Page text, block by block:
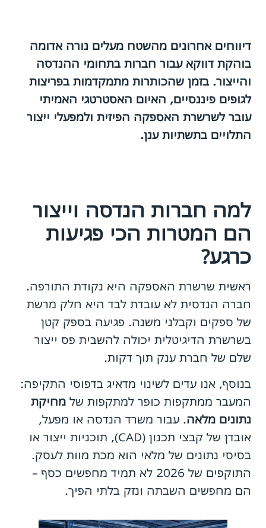
דיווחים אחרונים מהשטח מעלים נורה אדומה
בוהקת דווקא עבור חברות בתחומי ההנדסה
והייצור. בזמן שהכותרות מתמקדמות בפריצות
לגופים פיננסיים, האיום האסטרטגי האמיתי
עובר לשרשרת האספקה הפיזית ולמפעלי ייצור
התלויים בתשתיות ענן.
למה חברות הנדסה וייצור
הם המטרות הכי פגיעות
כרגע?
ראשית שרשרת האספקה היא נקודת התורפה.
חברה הנדסית לא עובדת לבד היא חלק מרשת
של ספקים וקבלני משנה. פגיעה בספק קטן
בשרשרת הדיגיטלית יכולה להשבית פס ייצור
שלם של חברת ענק תוך דקות.
בנוסף, אנו עדים לשינוי מדאיג בדפוסי התקיפה:
המעבר ממתקפות כופר למתקפות של מחיקת
נתונים מלאה. עבור משרד הנדסה או מפעל,
אובדן של קבצי תכנון (CAD), תוכניות ייצור או
בסיסי נתונים של מלאי הוא מכת מוות לעסק.
התוקפים של 2026 לא תמיד מחפשים כסף –
הם מחפשים השבתה ונזק בלתי הפיך.